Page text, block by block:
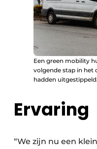
Een green mobility
volgende stap in het
hadden uitgestippeld.
Ervaring
“We zijn nu een